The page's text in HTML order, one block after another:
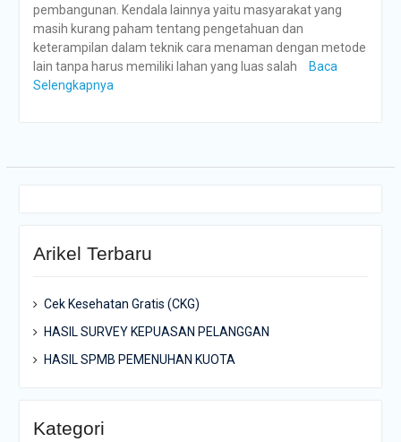
pembangunan. Kendala lainnya yaitu masyarakat yang
masih kurang paham tentang pengetahuan dan
keterampilan dalam teknik cara menaman dengan metode
lain tanpa harus memiliki lahan yang luas salah
Baca
Selengkapnya
Arikel Terbaru
Cek Kesehatan Gratis (CKG)
HASIL SURVEY KEPUASAN PELANGGAN
HASIL SPMB PEMENUHAN KUOTA
Kategori